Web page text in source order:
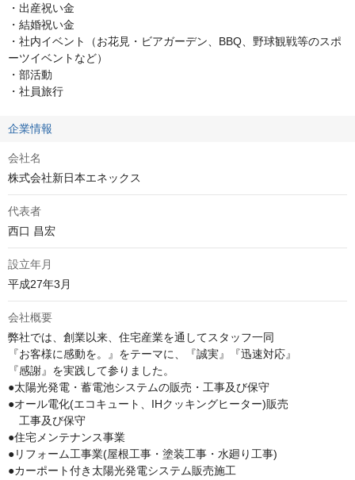
・出産祝い金
・結婚祝い金
・社内イベント（お花見・ビアガーデン、BBQ、野球観戦等のスポ
ーツイベントなど）
・部活動
・社員旅行
企業情報
会社名
株式会社新日本エネックス
代表者
西口 昌宏
設立年月
平成27年3月
会社概要
弊社では、創業以来、住宅産業を通してスタッフ一同
『お客様に感動を。』をテーマに、『誠実』『迅速対応』
『感謝』を実践して参りました。
●太陽光発電・蓄電池システムの販売・工事及び保守
●オール電化(エコキュート、IHクッキングヒーター)販売
工事及び保守
●住宅メンテナンス事業
●リフォーム工事業(屋根工事・塗装工事・水廻り工事)
●カーポート付き太陽光発電システム販売施工